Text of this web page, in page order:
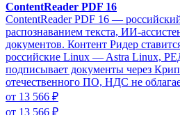
ContentReader PDF 16
ContentReader PDF 16 —
распознаванием текста, ИИ-
документов. Контент Ридер
российские Linux — Astra Linux,
подписывает документы через
отечественного ПО, НДС не
от 13 566 ₽
от 13 566 ₽